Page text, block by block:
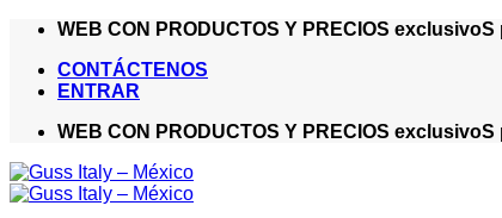
Saltar
contenido
WEB CON PRODUCTOS Y PRECIOS
CONTÁCTENOS
ENTRAR
WEB CON PRODUCTOS Y PRECIOS